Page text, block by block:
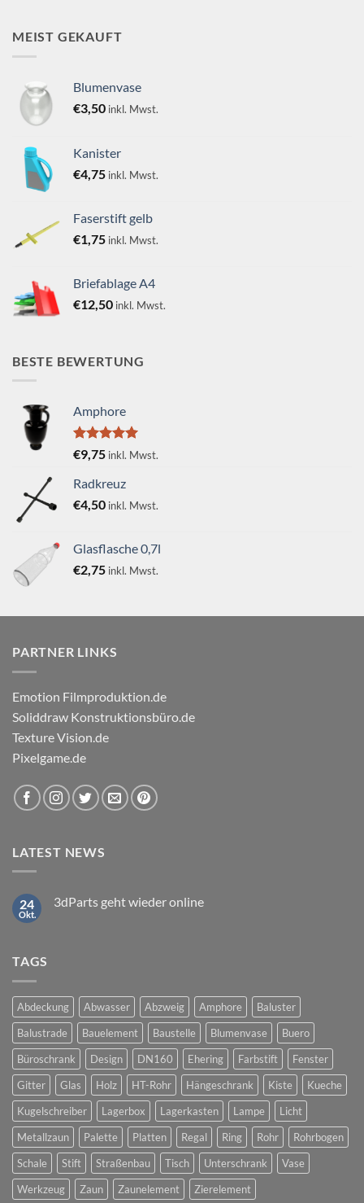
MEIST GEKAUFT
Blumenvase
€3,50 inkl. Mwst.
Kanister
€4,75 inkl. Mwst.
Faserstift gelb
€1,75 inkl. Mwst.
Briefablage A4
€12,50 inkl. Mwst.
BESTE BEWERTUNG
Amphore
Bewertet
mit
von 5
€9,75 inkl. Mwst.
Radkreuz
€4,50 inkl. Mwst.
Glasflasche 0,7l
€2,75 inkl. Mwst.
PARTNER LINKS
Emotion Filmproduktion.de
Soliddraw Konstruktionsbüro.de
Texture Vision.de
Pixelgame.de
LATEST NEWS
24
Okt.
3dParts geht wieder online
TAGS
Abdeckung Abwasser Abzweig Amphore
Baluster
Balustrade
Bauelement Baustelle Blumenvase
Buero
Büroschrank
Design DN160 Ehering Farbstift
Fenster
Gitter
Glas Holz HT-Rohr Hängeschrank Kiste
Kueche
Kugelschreiber
Lagerbox Lagerkasten Lampe
Licht
Metallzaun
Palette Platten Regal Ring Rohr
Rohrbogen
Schale
Stift Straßenbau Tisch Unterschrank
Vase
Werkzeug
Zaun Zaunelement Zierelement